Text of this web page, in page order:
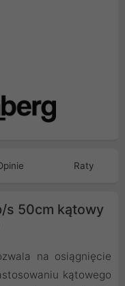
Raty
s 50cm kątowy
na osiągnięcie
kątowego